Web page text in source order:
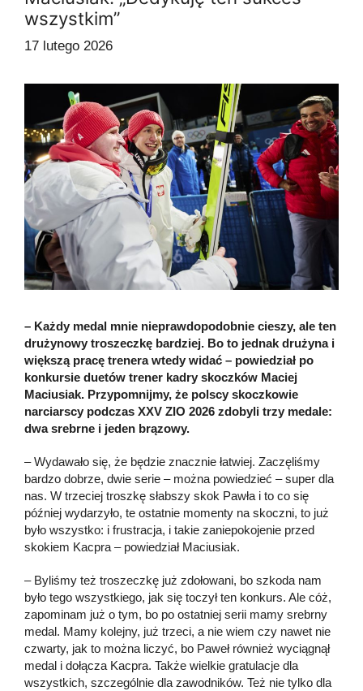
wszystkim”
17 lutego 2026
– Każdy medal mnie nieprawdopodobnie cieszy, ale ten
drużynowy troszeczkę bardziej. Bo to jednak drużyna i
większą pracę trenera wtedy widać – powiedział po
konkursie duetów trener kadry skoczków Maciej
Maciusiak. Przypomnijmy, że polscy skoczkowie
narciarscy podczas XXV ZIO 2026 zdobyli trzy medale:
dwa srebrne i jeden brązowy.
– Wydawało się, że będzie znacznie łatwiej. Zaczęliśmy
bardzo dobrze, dwie serie – można powiedzieć – super dla
nas. W trzeciej troszkę słabszy skok Pawła i to co się
później wydarzyło, te ostatnie momenty na skoczni, to już
było wszystko: i frustracja, i takie zaniepokojenie przed
skokiem Kacpra – powiedział Maciusiak.
– Byliśmy też troszeczkę już zdołowani, bo szkoda nam
było tego wszystkiego, jak się toczył ten konkurs. Ale cóż,
zapominam już o tym, bo po ostatniej serii mamy srebrny
medal. Mamy kolejny, już trzeci, a nie wiem czy nawet nie
czwarty, jak to można liczyć, bo Paweł również wyciągnął
medal i dołącza Kacpra. Także wielkie gratulacje dla
wszystkich, szczególnie dla zawodników. Też nie tylko dla